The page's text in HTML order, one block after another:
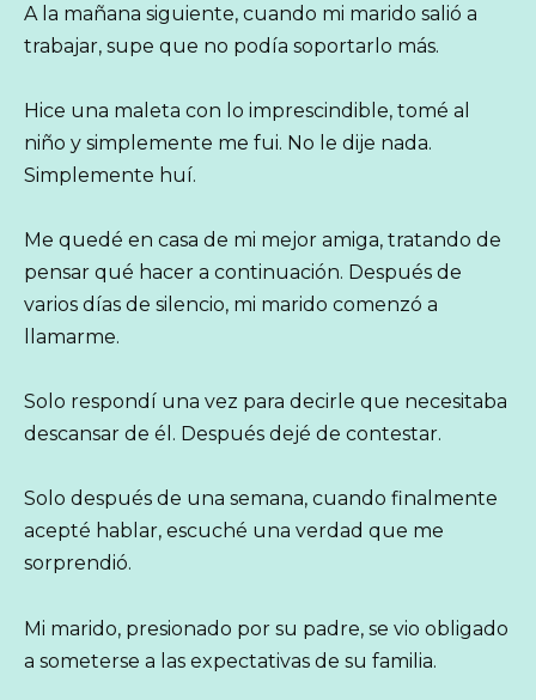
A la mañana siguiente, cuando mi marido salió a
trabajar, supe que no podía soportarlo más.
Hice una maleta con lo imprescindible, tomé al
niño y simplemente me fui. No le dije nada.
Simplemente huí.
Me quedé en casa de mi mejor amiga, tratando de
pensar qué hacer a continuación. Después de
varios días de silencio, mi marido comenzó a
llamarme.
Solo respondí una vez para decirle que necesitaba
descansar de él. Después dejé de contestar.
Solo después de una semana, cuando finalmente
acepté hablar, escuché una verdad que me
sorprendió.
Mi marido, presionado por su padre, se vio obligado
a someterse a las expectativas de su familia.